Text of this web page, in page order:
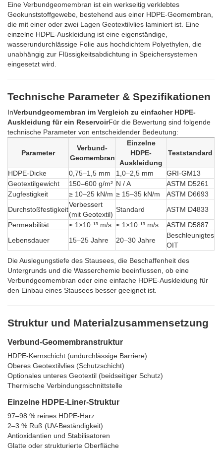
Eine Verbundgeomembran ist ein werkseitig verklebtes
Geokunststoffgewebe, bestehend aus einer HDPE-Geomembran,
die mit einer oder zwei Lagen Geotextilvlies laminiert ist. Eine
einzelne HDPE-Auskleidung ist eine eigenständige,
wasserundurchlässige Folie aus hochdichtem Polyethylen, die
unabhängig zur Flüssigkeitsabdichtung in Speichersystemen
eingesetzt wird.
Technische Parameter & Spezifikationen
InVerbundgeomembran im Vergleich zu einfacher HDPE-
Auskleidung für ein ReservoirFür die Bewertung sind folgende
technische Parameter von entscheidender Bedeutung:
Parameter
Verbund-
Geomembran
Einzelne
HDPE-
Auskleidung
Teststandard
HDPE-Dicke 0,75–1,5 mm 1,0–2,5 mm
GRI-GM13
Geotextilgewicht
150–600 g/m² N / A
ASTM D5261
Zugfestigkeit
≥ 10–25 kN/m ≥ 15–35 kN/m
ASTM D6693
Durchstoßfestigkeit
Verbessert
(mit Geotextil)
Standard
ASTM D4833
Permeabilität
≤ 1×10⁻¹³ m/s ≤ 1×10⁻¹³ m/s
ASTM D5887
Lebensdauer
15–25 Jahre 20–30 Jahre
Beschleunigtes
OIT
Die Auslegungstiefe des Stausees, die Beschaffenheit des
Untergrunds und die Wasserchemie beeinflussen, ob eine
Verbundgeomembran oder eine einfache HDPE-Auskleidung für
den Einbau eines Stausees besser geeignet ist.
Struktur und Materialzusammensetzung
Verbund-Geomembranstruktur
HDPE-Kernschicht (undurchlässige Barriere)
Oberes Geotextilvlies (Schutzschicht)
Optionales unteres Geotextil (beidseitiger Schutz)
Thermische Verbindungsschnittstelle
Einzelne HDPE-Liner-Struktur
97–98 % reines HDPE-Harz
2–3 % Ruß (UV-Beständigkeit)
Antioxidantien und Stabilisatoren
Glatte oder strukturierte Oberfläche